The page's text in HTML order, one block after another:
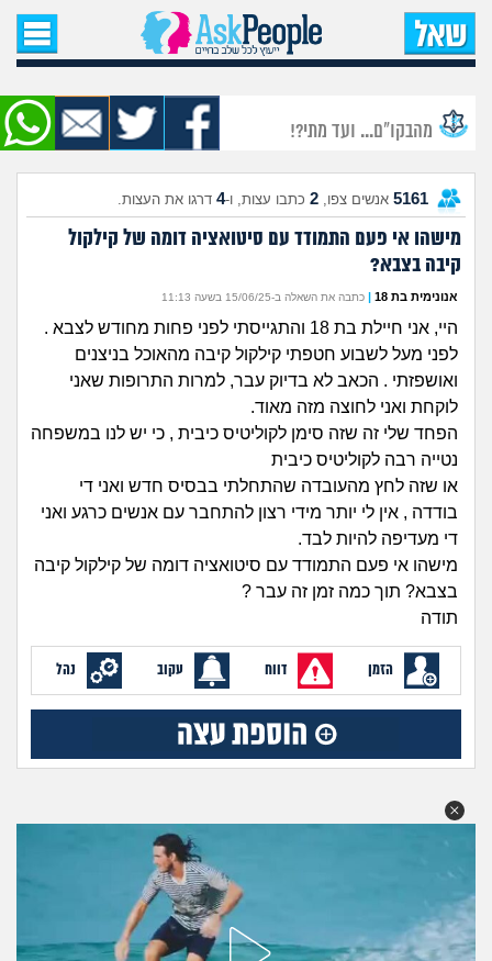
עמוד הבית
שאל שאלה
שאלות חדשות
שאלות שעוררו עניין
מה קורה כאן?
מתחם הטיפים
מדורים
זוגיות
מתבגרים
מהבקו"ם... ועד מתי?!
לימודים וסטודנטים
עבודה וקריירה
חברים ואנשים
בית, שכנים ושותפים
חיפוש שאלות
| התחברות
מהבקו"ם... ועד מתי?!
5161 אנשים צפו, 2 כתבו עצות, ו-4 דרגו את העצות.
מישהו אי פעם התמודד עם סיטואציה דומה של קילקול
קיבה בצבא?
אנונימית בת 18 | כתבה את השאלה ב-15/06/25 בשעה 11:13
היי, אני חיילת בת 18 והתגייסתי לפני פחות מחודש לצבא .
לפני מעל לשבוע חטפתי קילקול קיבה מהאוכל בניצנים
ואושפזתי . הכאב לא בדיוק עבר, למרות התרופות שאני
לוקחת ואני לחוצה מזה מאוד.
הפחד שלי זה שזה סימן לקוליטיס כיבית , כי יש לנו במשפחה
נטייה רבה לקוליטיס כיבית
או שזה לחץ מהעובדה שהתחלתי בבסיס חדש ואני די
בודדה , אין לי יותר מידי רצון להתחבר עם אנשים כרגע ואני
די מעדיפה להיות לבד.
מישהו אי פעם התמודד עם סיטואציה דומה של קילקול קיבה
בצבא? תוך כמה זמן זה עבר ?
תודה
הזמן דווח עקוב נהל